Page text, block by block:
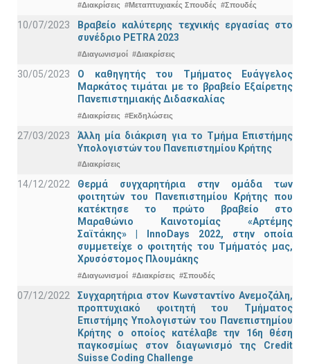
#Διακρίσεις #Μεταπτυχιακές Σπουδές #Σπουδές
10/07/2023
Βραβείο καλύτερης τεχνικής εργασίας στο
συνέδριο PETRA 2023
#Διαγωνισμοί #Διακρίσεις
30/05/2023
Ο καθηγητής του Τμήματος Ευάγγελος
Μαρκάτος τιμάται με το βραβείο Εξαίρετης
Πανεπιστημιακής Διδασκαλίας
#Διακρίσεις #Εκδηλώσεις
27/03/2023
Άλλη μία διάκριση για το Τμήμα Επιστήμης
Υπολογιστών του Πανεπιστημίου Κρήτης
#Διακρίσεις
14/12/2022
Θερμά συγχαρητήρια στην ομάδα των
φοιτητών του Πανεπιστημίου Κρήτης που
κατέκτησε το πρώτο βραβείο στο
Μαραθώνιο Καινοτομίας «Αρτέμης
Σαϊτάκης» | InnoDays 2022, στην οποία
συμμετείχε ο φοιτητής του Τμήματός μας,
Χρυσόστομος Πλουμάκης
#Διαγωνισμοί #Διακρίσεις #Σπουδές
07/12/2022
Συγχαρητήρια στον Κωνσταντίνο Ανεμοζάλη,
προπτυχιακό φοιτητή του Τμήματος
Επιστήμης Υπολογιστών του Πανεπιστημίου
Κρήτης ο οποίος κατέλαβε την 16η θέση
παγκοσμίως στον διαγωνισμό της Credit
Suisse Coding Challenge